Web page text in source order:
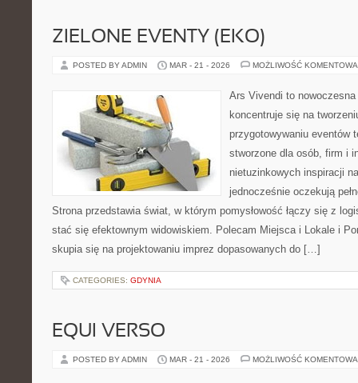
ZIELONE EVENTY (EKO)
POSTED BY ADMIN MAR - 21 - 2026 MOŻLIWOŚĆ
Ars Vivendi to
koncentruje się na
przygotowywaniu eventów
stworzone dla osób, firm i
nietuzinkowych inspiracji
jednocześnie oczekują
Strona przedstawia świat, w którym pomysłowość łączy się z
stać się efektownym widowiskiem. Polecam Miejsca i Lokale i
skupia się na projektowaniu imprez dopasowanych do […]
CATEGORIES: GDYNIA
EQUI VERSO
POSTED BY ADMIN MAR - 21 - 2026 MOŻLIWOŚĆ